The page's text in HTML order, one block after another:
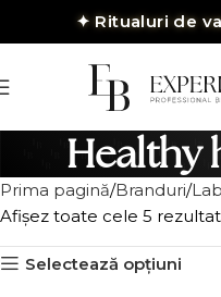
✦ Ritualuri de
Healthy
Prima pagină Branduri
Afișez toate cele 5
Selectează opțiuni